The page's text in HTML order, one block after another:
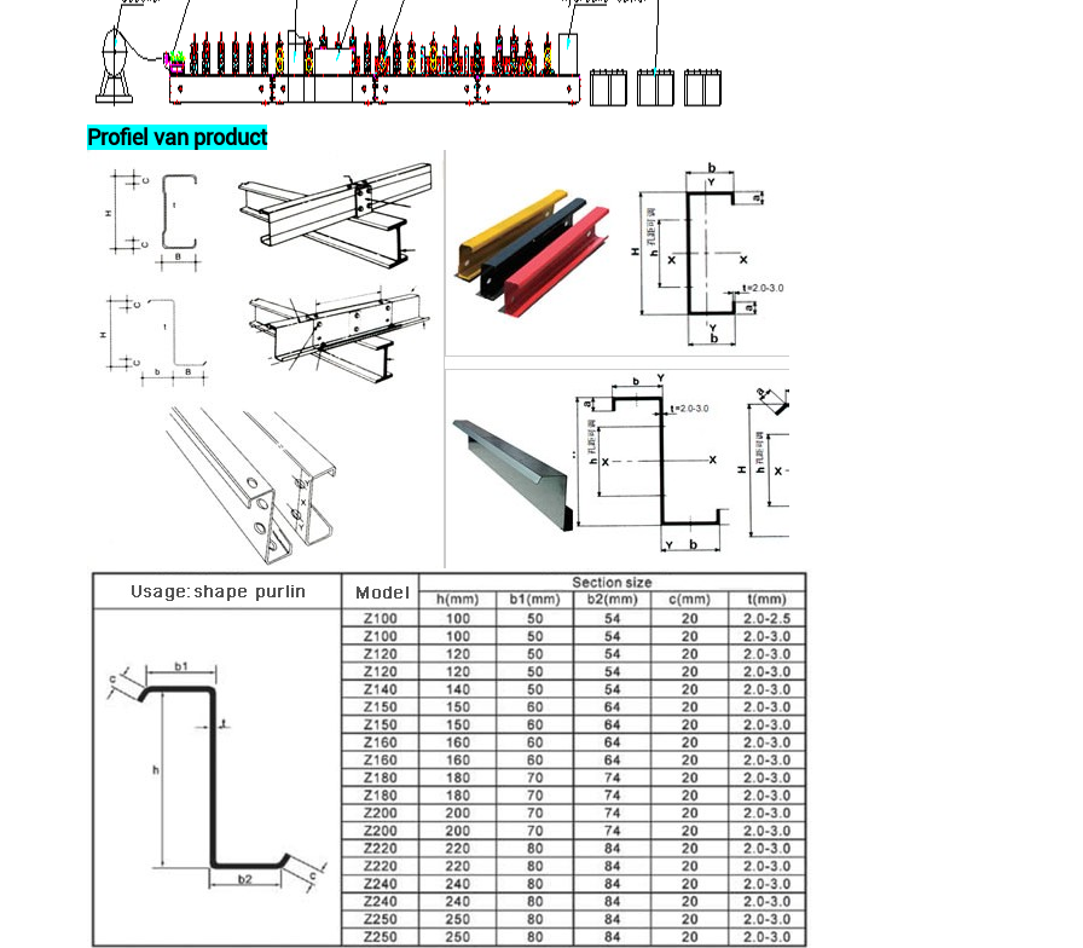
Profiel van product